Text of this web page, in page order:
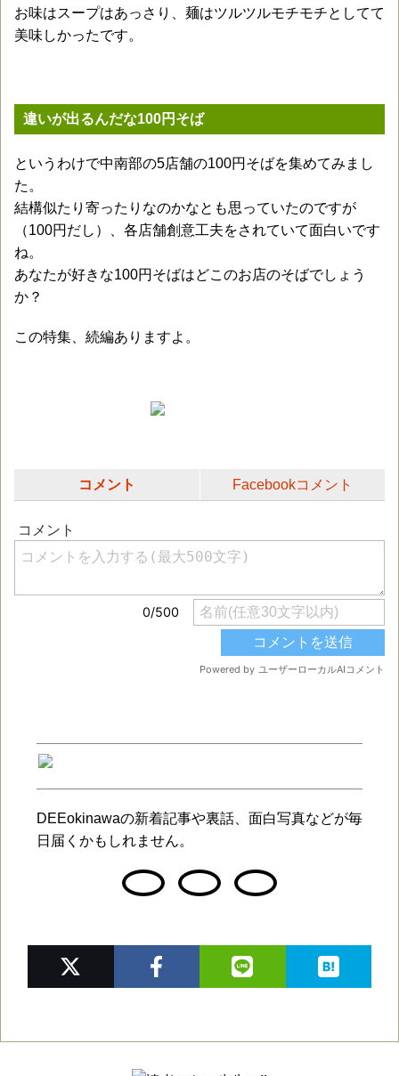
お味はスープはあっさり、麺はツルツルモチモチとしてて
美味しかったです。
違いが出るんだな100円そば
というわけで中南部の5店舗の100円そばを集めてみまし
た。
結構似たり寄ったりなのかなとも思っていたのですが
（100円だし）、各店舗創意工夫をされていて面白いです
ね。
あなたが好きな100円そばはどこのお店のそばでしょう
か？
この特集、続編ありますよ。
コメント Facebookコメント
DEEokinawaの新着記事や裏話、面白写真などが毎
日届くかもしれません。